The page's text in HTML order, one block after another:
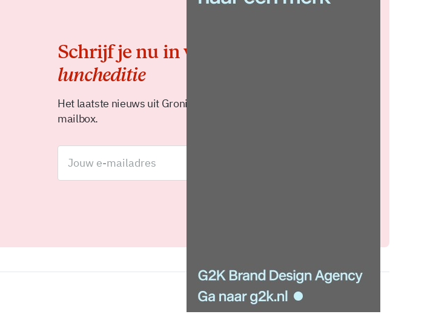
Schrijf je nu in voor de
luncheditie
Het laatste nieuws uit Groningen elke middag in je
mailbox.